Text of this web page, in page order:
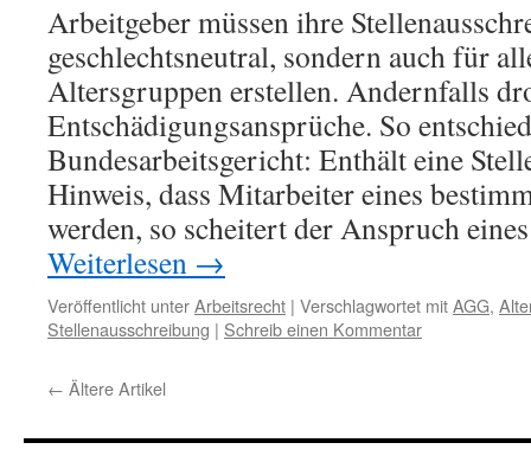
Arbeitgeber müssen ihre
geschlechtsneutral, sondern auch für
Altersgruppen erstellen. Andernfalls
Entschädigungsansprüche. So
Bundesarbeitsgericht: Enthält eine
Hinweis, dass Mitarbeiter eines
werden, so scheitert der Anspruch
Weiterlesen →
Veröffentlicht unterArbeitsrecht | Verschlagwortet mitAGG,
Stellenausschreibung | Schreib einen Kommentar
← Ältere Artikel